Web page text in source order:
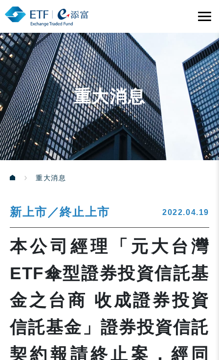
重大消息
重大消息
新上市／終止上市 2022.04.19
本公司經理「元大台灣
ETF傘型證券投資信託基
金之台商 收成證券投資
信託基金」證券投資信託
契約報請終止案，經同